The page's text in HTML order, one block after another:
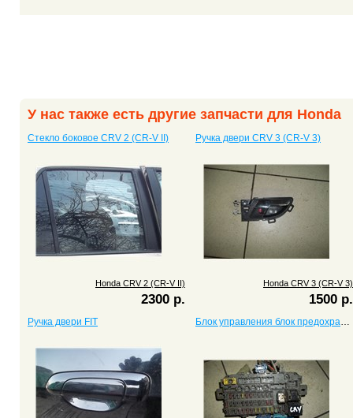
У нас также есть другие запчасти для Honda
Стекло боковое CRV 2 (CR-V II)
Honda CRV 2 (CR-V II)
2300 р.
Ручка двери CRV 3 (CR-V 3)
Honda CRV 3 (CR-V 3)
1500 р.
Ручка двери FIT Блок управления блок предохранителей CRV (CR-V)